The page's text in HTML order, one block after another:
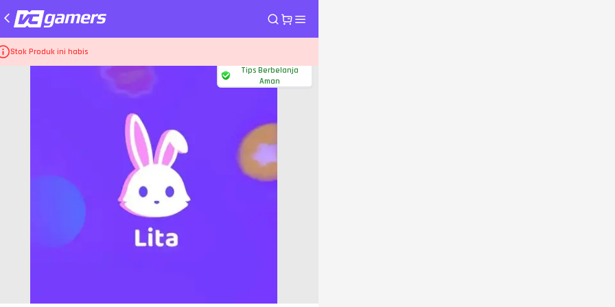
Stok Produk ini habis
Aplikasi Live Lita
Tips Berbelanja
Aman